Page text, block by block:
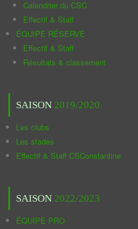
Calendrier du CSC
Effectif & Staff
ÉQUIPE RÉSERVE
Effectif & Staff
Résultats & classement
SAISON 2019/2020
Les clubs
Les stades
Effectif & Staff CSConstantine
SAISON 2022/2023
ÉQUIPE PRO